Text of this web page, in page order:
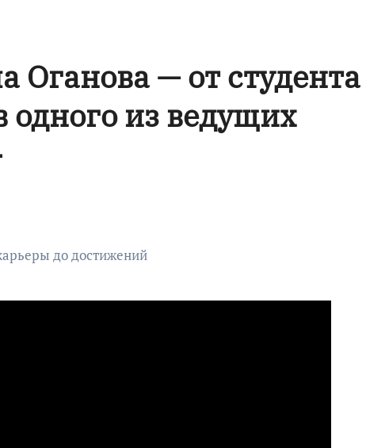
Оганова — от студента
из ведущих